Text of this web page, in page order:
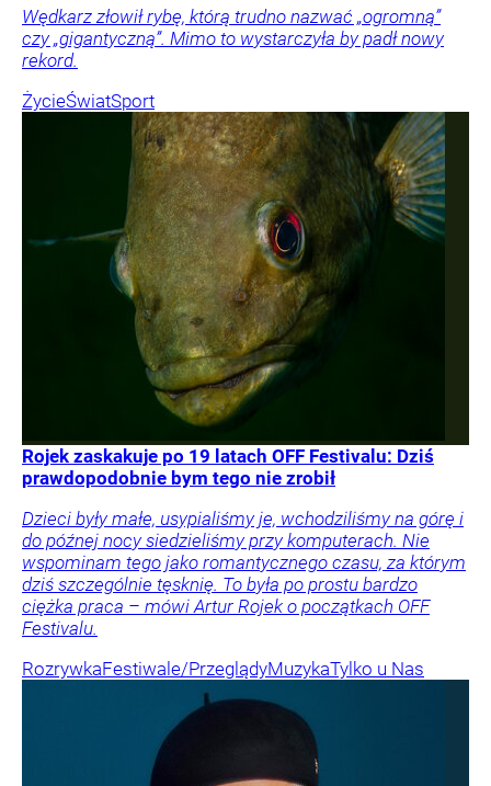
Wędkarz złowił rybę, którą trudno nazwać „ogromną”
czy „gigantyczną”. Mimo to wystarczyła by padł nowy
rekord.
ŻycieŚwiatSport
Rojek zaskakuje po 19 latach OFF Festivalu: Dziś
prawdopodobnie bym tego nie zrobił
Dzieci były małe, usypialiśmy je, wchodziliśmy na górę i
do późnej nocy siedzieliśmy przy komputerach. Nie
wspominam tego jako romantycznego czasu, za którym
dziś szczególnie tęsknię. To była po prostu bardzo
ciężka praca – mówi Artur Rojek o początkach OFF
Festivalu.
RozrywkaFestiwale/PrzeglądyMuzykaTylko u Nas